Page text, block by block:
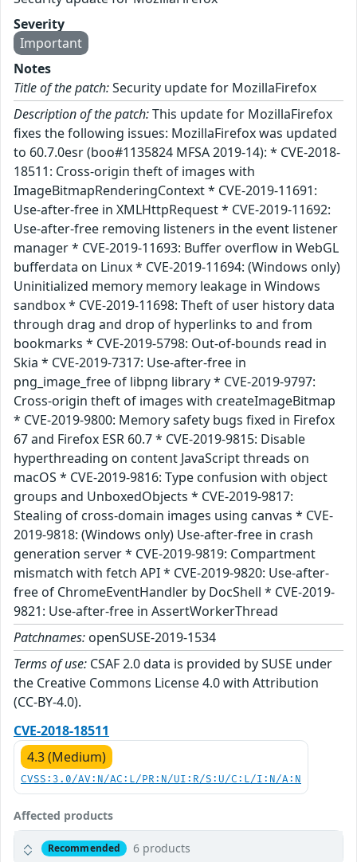
Severity
Important
Notes
Title of the patch:Security update for MozillaFirefox
Description of the patch:This update for MozillaFirefox
fixes the following issues: MozillaFirefox was updated
to 60.7.0esr (boo#1135824 MFSA 2019-14): * CVE-2018-
18511: Cross-origin theft of images with
ImageBitmapRenderingContext * CVE-2019-11691:
Use-after-free in XMLHttpRequest * CVE-2019-11692:
Use-after-free removing listeners in the event listener
manager * CVE-2019-11693: Buffer overflow in WebGL
bufferdata on Linux * CVE-2019-11694: (Windows only)
Uninitialized memory memory leakage in Windows
sandbox * CVE-2019-11698: Theft of user history data
through drag and drop of hyperlinks to and from
bookmarks * CVE-2019-5798: Out-of-bounds read in
Skia * CVE-2019-7317: Use-after-free in
png_image_free of libpng library * CVE-2019-9797:
Cross-origin theft of images with createImageBitmap
* CVE-2019-9800: Memory safety bugs fixed in Firefox
67 and Firefox ESR 60.7 * CVE-2019-9815: Disable
hyperthreading on content JavaScript threads on
macOS * CVE-2019-9816: Type confusion with object
groups and UnboxedObjects * CVE-2019-9817:
Stealing of cross-domain images using canvas * CVE-
2019-9818: (Windows only) Use-after-free in crash
generation server * CVE-2019-9819: Compartment
mismatch with fetch API * CVE-2019-9820: Use-after-
free of ChromeEventHandler by DocShell * CVE-2019-
9821: Use-after-free in AssertWorkerThread
Patchnames: openSUSE-2019-1534
Terms of use: CSAF 2.0 data is provided by SUSE under
the Creative Commons License 4.0 with Attribution
(CC-BY-4.0).
CVE-2018-18511
4.3 (Medium)
CVSS:3.0/AV:N/AC:L/PR:N/UI:R/S:U/C:L/I:N/A:N
Affected products
Recommended 6 products